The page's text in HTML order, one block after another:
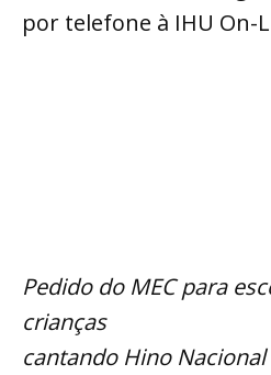
por telefone à IHU On-
Pedido do MEC para
crianças
cantando Hino